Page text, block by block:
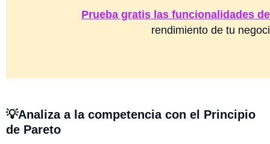
Prueba gratis las funcionalidades
rendimiento de tu
💡Analiza a la competencia con el Principio
de Pareto